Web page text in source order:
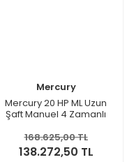
Mercury
Mercury 20 HP ML Uzun
Şaft Manuel 4 Zamanlı
168.625,00 TL
138.272,50 TL